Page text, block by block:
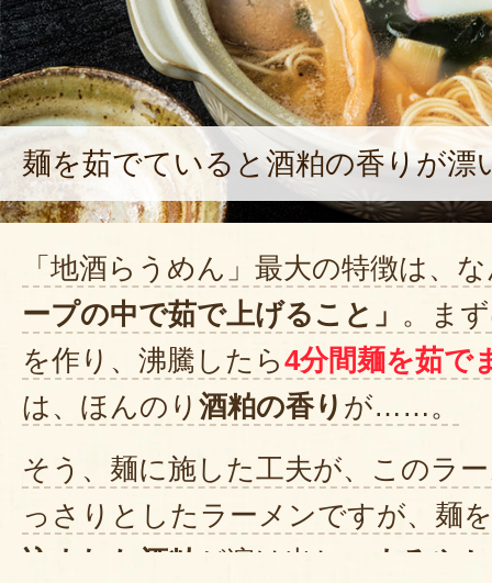
麺を茹でていると酒粕の香りが漂
「地酒らうめん」最大の特徴は、
ープの中で茹で上げること」
。ま
を作り、沸騰したら4分間麺を茹で
は、ほんのり 酒粕の香り が……。
そう、麺に施した工夫が、このラ
っさりとしたラーメンですが、麺
込まれた酒粕 が溶け出し、
まろや